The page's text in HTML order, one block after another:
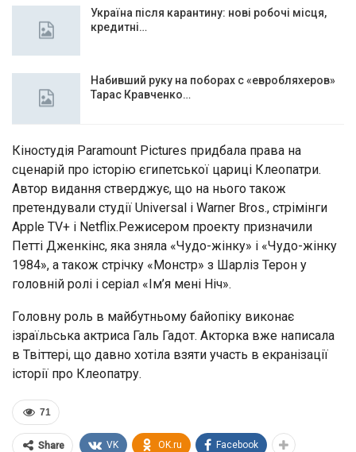
Україна після карантину: нові робочі місця,
кредитні…
Набивший руку на поборах с «евробляхеров»
Тарас Кравченко…
Кіностудія Paramount Pictures придбала права на
сценарій про історію єгипетської цариці Клеопатри.
Автор видання стверджує, що на нього також
претендували студії Universal і Warner Bros., стрімінги
Apple TV+ і Netflix.Режисером проекту призначили
Петті Дженкінс, яка зняла «Чудо-жінку» і «Чудо-жінку
1984», а також стрічку «Монстр» з Шарліз Терон у
головній ролі і серіал «Ім’я мені Ніч».
Головну роль в майбутньому байопіку виконає
ізраїльська актриса Галь Гадот. Акторка вже написала
в Твіттері, що давно хотіла взяти участь в екранізації
історії про Клеопатру.
71
Share VK OK.ru Facebook